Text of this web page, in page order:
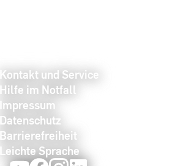
Kontakt und Service
Hilfe im Notfall
Impressum
Datenschutz
Barrierefreiheit
Leichte Sprache